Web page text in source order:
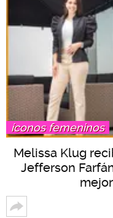
íconos femeninos
Melissa Klug
Jefferson